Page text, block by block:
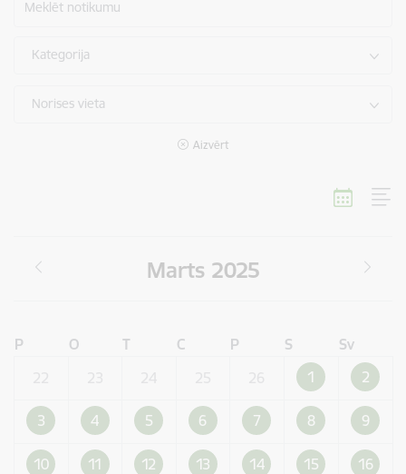
Meklēt notikumu
Kategorija
Norises vieta
Aizvērt
Marts 2025
P O T C P S
Sv
1 2
3 4 5 6 7 8 9
10 11 12 13 14 15 16